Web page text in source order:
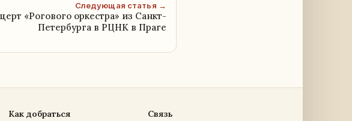
Следующая статья →
«Рогового оркестра» из Санкт-
Петербурга в РЦНК в Праге
Как добраться Связь